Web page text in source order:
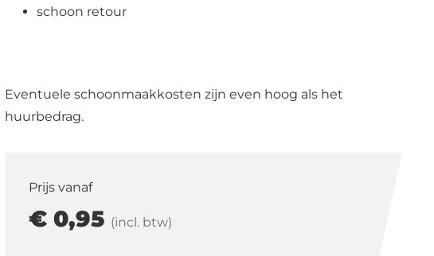
schoon retour
Eventuele schoonmaakkosten zijn even hoog als het
huurbedrag.
Prijs vanaf
€ 0,95 (incl. btw)